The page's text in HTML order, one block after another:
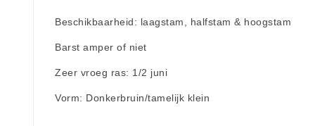
Beschikbaarheid: laagstam, halfstam & hoogstam
Barst amper of niet
Zeer vroeg ras: 1/2 juni
Vorm: Donkerbruin/tamelijk klein